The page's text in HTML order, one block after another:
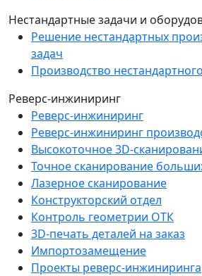
Нестандартные задачи и
Решение нестандартных
задач
Производство
Реверс-инжиниринг
Реверс-инжиниринг
Реверс-инжиниринг
Высокоточное 3D-
Точное сканирование
Лазерное сканирование
Конструкторский отдел
Контроль геометрии ОТК
3D-печать деталей на заказ
Импортозамещение
Проекты реверс-инжиниринга